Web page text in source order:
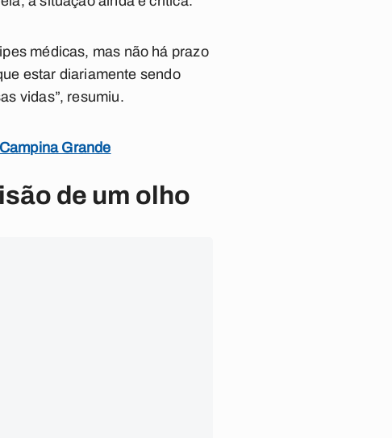
médicas, mas não há prazo
estar diariamente sendo
vidas”, resumiu.
Grande
de um olho